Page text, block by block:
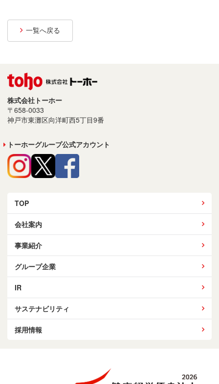
一覧へ戻る
株式会社トーホー
〒658-0033
神戸市東灘区向洋町西5丁目9番
トーホーグループ公式アカウント
TOP
会社案内
事業紹介
グループ企業
IR
サステナビリティ
採用情報